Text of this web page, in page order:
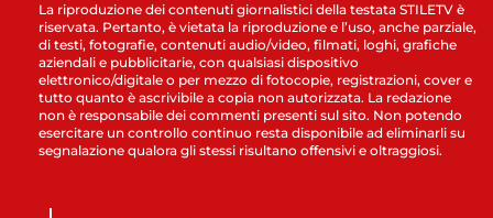
La riproduzione dei contenuti giornalistici della testata STILETV è
riservata. Pertanto, è vietata la riproduzione e l’uso, anche parziale,
di testi, fotografie, contenuti audio/video, filmati, loghi, grafiche
aziendali e pubblicitarie, con qualsiasi dispositivo
elettronico/digitale o per mezzo di fotocopie, registrazioni, cover e
tutto quanto è ascrivibile a copia non autorizzata. La redazione
non è responsabile dei commenti presenti sul sito. Non potendo
esercitare un controllo continuo resta disponibile ad eliminarli su
segnalazione qualora gli stessi risultano offensivi e oltraggiosi.